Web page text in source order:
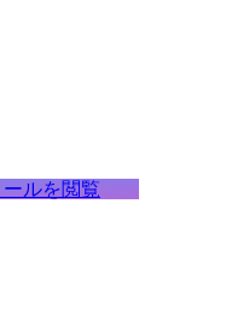
ルを閲覧